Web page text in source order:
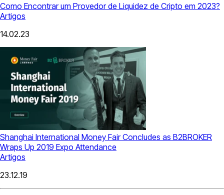
Como Encontrar um Provedor de Liquidez de Cripto em 2023?
Artigos
14.02.23
Shanghai International Money Fair Concludes as B2BROKER
Wraps Up 2019 Expo Attendance
Artigos
23.12.19